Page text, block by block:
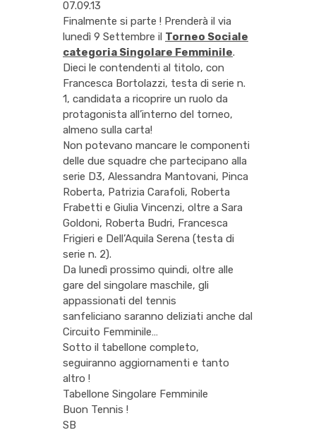
07.09.13
Finalmente si parte ! Prenderà il via
lunedì 9 Settembre il Torneo Sociale
categoria Singolare Femminile.
Dieci le contendenti al titolo, con
Francesca Bortolazzi, testa di serie n.
1, candidata a ricoprire un ruolo da
protagonista all’interno del torneo,
almeno sulla carta!
Non potevano mancare le componenti
delle due squadre che partecipano alla
serie D3, Alessandra Mantovani, Pinca
Roberta, Patrizia Carafoli, Roberta
Frabetti e Giulia Vincenzi, oltre a Sara
Goldoni, Roberta Budri, Francesca
Frigieri e Dell’Aquila Serena (testa di
serie n. 2).
Da lunedì prossimo quindi, oltre alle
gare del singolare maschile, gli
appassionati del tennis
sanfeliciano saranno deliziati anche dal
Circuito Femminile…
Sotto il tabellone completo,
seguiranno aggiornamenti e tanto
altro !
Tabellone Singolare Femminile
Buon Tennis !
SB